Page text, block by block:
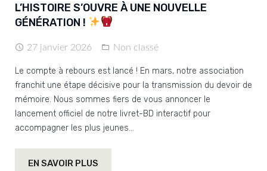
L’HISTOIRE S’OUVRE À UNE NOUVELLE
GÉNÉRATION !
27 janvier 2026 Non classé
Le compte à rebours est lancé ! En mars, notre association
franchit une étape décisive pour la transmission du devoir de
mémoire. Nous sommes fiers de vous annoncer le
lancement officiel de notre livret-BD interactif pour
accompagner les plus jeunes…
EN SAVOIR PLUS